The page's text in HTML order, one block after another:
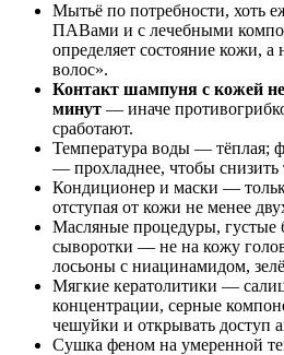
Мытьё по потребности, хоть
ПАВами и с лечебными
определяет состояние кожи,
волос».
Контакт шампуня с кожей
минут — иначе
сработают.
Температура воды — тёплая;
— прохладнее, чтобы снизить
Кондиционер и маски —
отступая от кожи не менее
Масляные процедуры, густые
сыворотки — не на кожу
лосьоны с ниацинамидом,
Мягкие кератолитики —
концентрации, серные
чешуйки и открывать доступ
Сушка феном на умеренной